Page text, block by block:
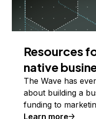
Resources
native
The Wave has
about building a
funding to
Learn more